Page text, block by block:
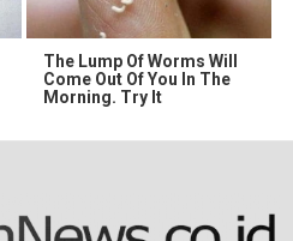
The Lump Of Worms Will
Come Out Of You In The
Morning. Try It